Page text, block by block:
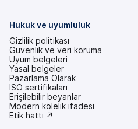
Hukuk ve uyumluluk
Gizlilik politikası
Güvenlik ve veri koruma
Uyum belgeleri
Yasal belgeler
Pazarlama Olarak
ISO sertifikaları
Erişilebilir beyanlar
(yeni
bir
Modern kölelik ifadesi
(yeni
Etik hattı ↗